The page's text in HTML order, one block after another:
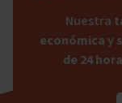
Nuestra
económicay
de 24